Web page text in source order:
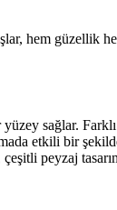
hem güzellik
sağlar.
etkili bir
peyzaj